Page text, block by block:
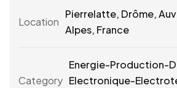
Location
Pierrelatte, Drôme,
Alpes, France
Category
Energie-Production-
Electronique-